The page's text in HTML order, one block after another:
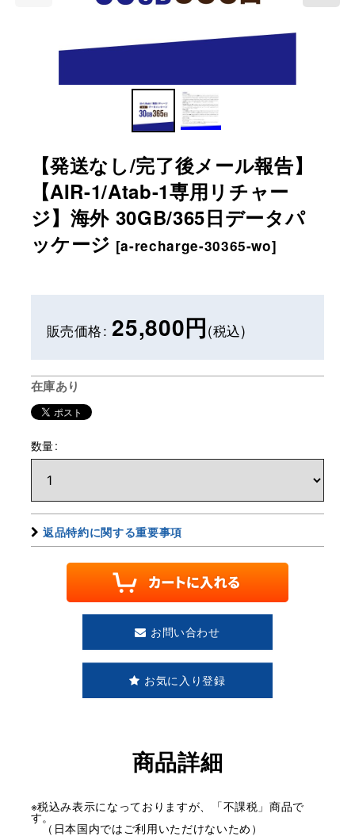
【発送なし/完了後メール報告】
【AIR-1/Atab-1専用リチャー
ジ】海外 30GB/365日データパ
ッケージ [a-recharge-30365-wo]
販売価格: 25,800円(税込)
在庫あり
数量:
返品特約に関する重要事項
お問い合わせ
お気に入り登録
商品詳細
※税込み表示になっておりますが、「不課税」商品で
す。
（日本国内ではご利用いただけないため）